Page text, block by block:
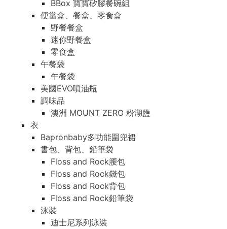
BBox 寶寶矽膠餐碗組
便當盒、餐盒、零食盒
野餐餐盒
迷你野餐盒
零食盒
午餐袋
午餐袋
美國EVO噴油瓶
調味品
澳洲 MOUNT ZERO 粉湖鹽
衣
Bapronbaby多功能圍兜裙
書包、背包、鉛筆袋
Floss and Rock腰包
Floss and Rock錢包
Floss and Rock背包
Floss and Rock鉛筆袋
泳裝
迪士尼系列泳裝